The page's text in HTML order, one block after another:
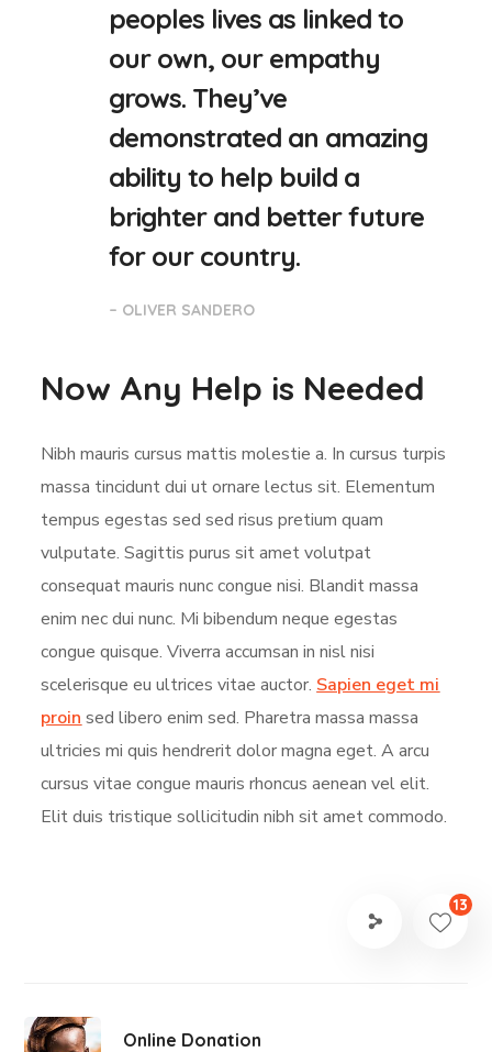
peoples lives as linked to
our own, our empathy
grows. They’ve
demonstrated an amazing
ability to help build a
brighter and better future
for our country.
– OLIVER SANDERO
Now Any Help is Needed
Nibh mauris cursus mattis molestie a. In cursus turpis
massa tincidunt dui ut ornare lectus sit. Elementum
tempus egestas sed sed risus pretium quam
vulputate. Sagittis purus sit amet volutpat
consequat mauris nunc congue nisi. Blandit massa
enim nec dui nunc. Mi bibendum neque egestas
congue quisque. Viverra accumsan in nisl nisi
scelerisque eu ultrices vitae auctor. Sapien eget mi
proin sed libero enim sed. Pharetra massa massa
ultricies mi quis hendrerit dolor magna eget. A arcu
cursus vitae congue mauris rhoncus aenean vel elit.
Elit duis tristique sollicitudin nibh sit amet commodo.
13
Online Donation